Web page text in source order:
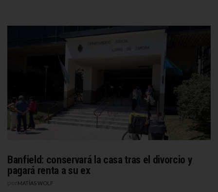
Banfield: conservará la casa tras el divorcio y
pagará renta a su ex
MATÍAS WOLF